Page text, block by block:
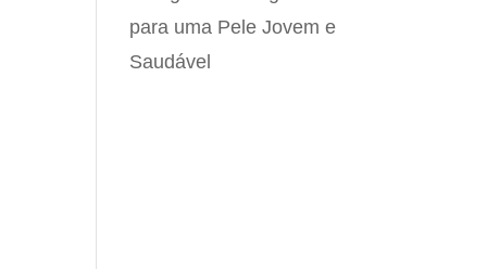
para uma Pele Jovem e
Saudável